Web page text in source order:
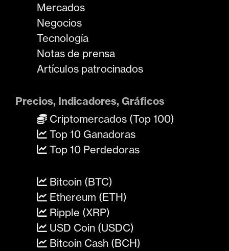
Mercados
Negocios
Tecnología
Notas de prensa
Artículos patrocinados
Precios, Indicadores, Gráficos
Criptomercados (Top 100)
Top 10 Ganadoras
Top 10 Perdedoras
Bitcoin (BTC)
Ethereum (ETH)
Ripple (XRP)
USD Coin (USDC)
Bitcoin Cash (BCH)